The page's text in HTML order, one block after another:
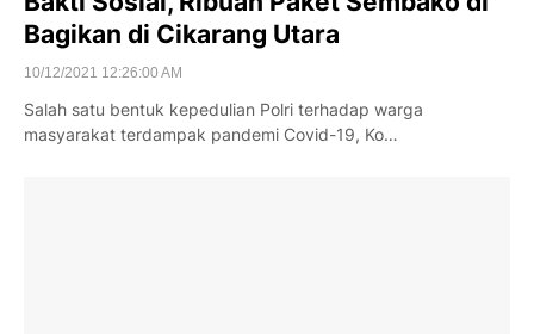
Bagikan di Cikarang Utara
10/12/2021 12:26:00 AM
Salah satu bentuk kepedulian Polri terhadap warga
masyarakat terdampak pandemi Covid-19, Ko…